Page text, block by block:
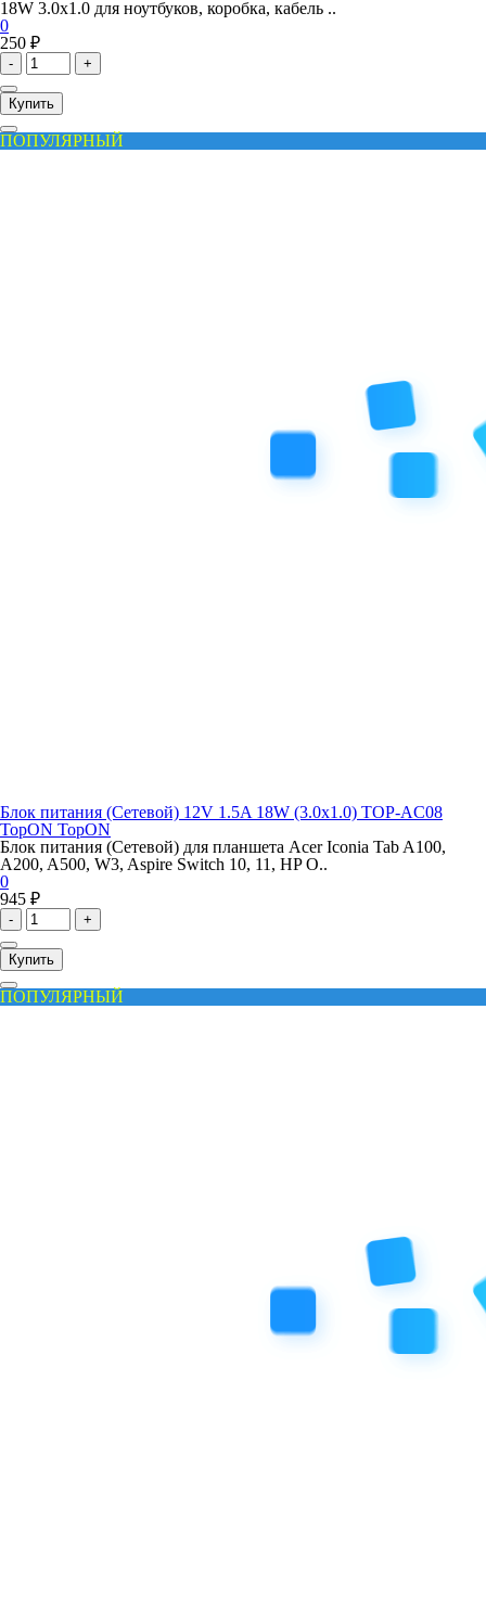
18W 3.0x1.0 для ноутбуков, коробка, кабель ..
0
250 ₽
- +
Купить
ПОПУЛЯРНЫЙ
Блок питания (Сетевой) 12V 1.5A 18W (3.0x1.0) TOP-AC08
TopON TopON
Блок питания (Сетевой) для планшета Acer Iconia Tab A100,
A200, A500, W3, Aspire Switch 10, 11, HP O..
0
945 ₽
- +
Купить
ПОПУЛЯРНЫЙ